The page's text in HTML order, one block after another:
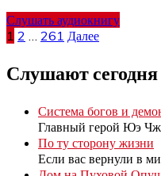
Слушать аудиокнигу
Пагинация
записей
1 2 261 Далее
Слушают сегодня
Система богов и
Главный герой Юэ
По ту сторону жизни
Если вас вернули в